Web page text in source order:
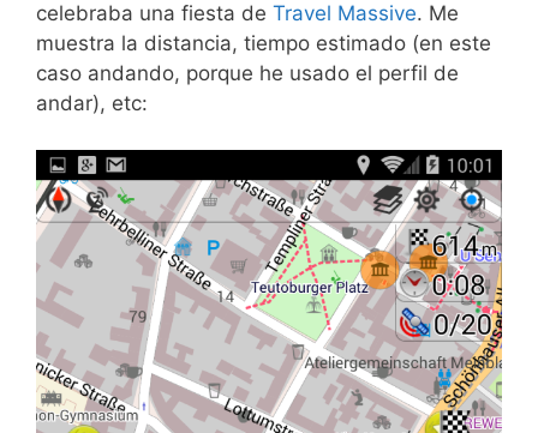
celebraba una fiesta de Travel Massive. Me
muestra la distancia, tiempo estimado (en este
caso andando, porque he usado el perfil de
andar), etc: